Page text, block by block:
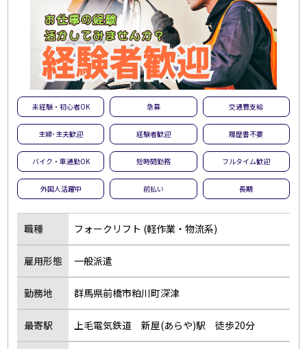
未経験・初心者OK 急募 交通費支給
主婦･主夫歓迎 経験者歓迎 履歴書不要
バイク・車通勤OK 短時間勤務 フルタイム歓迎
外国人活躍中 前払い 長期
職種 フォークリフト (軽作業・物流系)
雇用形態 一般派遣
勤務地 群馬県前橋市粕川町深津
最寄駅 上毛電気鉄道 新屋(あらや)駅 徒歩20分